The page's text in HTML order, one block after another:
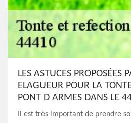
LES ASTUCES PROPOSÉES
ELAGUEUR POUR LA
PONT D ARMES DANS LE
Il est très important de prendre